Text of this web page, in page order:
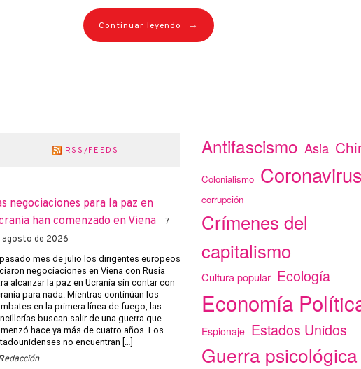
Continuar leyendo →
RSS/FEEDS
negociaciones para la paz en
han comenzado en Viena
7
agosto de 2026
mes de julio los dirigentes europeos
negociaciones en Viena con Rusia
alcanzar la paz en Ucrania sin contar con
para nada. Mientras continúan los
en la primera línea de fuego, las
buscan salir de una guerra que
hace ya más de cuatro años. Los
no encuentran […]
Antifascismo Asia
Colonialismo Coronavirus
corrupción
Crímenes del
capitalismo
Cultura popular Ecología
Economía
Espionaje Estados Unidos
Guerra psicológica